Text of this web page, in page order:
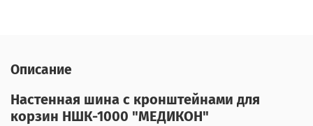
Описание
Настенная шина с кронштейнами для
корзин НШК-1000 "МЕДИКОН"